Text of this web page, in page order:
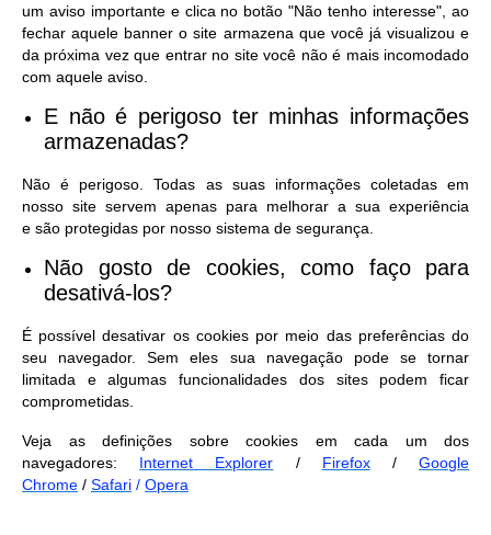
um aviso importante e clica no botão "Não tenho interesse", ao
fechar aquele banner o site armazena que você já visualizou e
da próxima vez que entrar no site você não é mais incomodado
com aquele aviso.
E não é perigoso ter minhas informações
armazenadas?
Não é perigoso. Todas as suas informações coletadas em
nosso site servem apenas para melhorar a sua experiência
e são protegidas por nosso sistema de segurança.
Não gosto de cookies, como faço para
desativá-los?
É possível desativar os cookies por meio das preferências do
seu navegador. Sem eles sua navegação pode se tornar
limitada e algumas funcionalidades dos sites podem ficar
comprometidas.
Veja as definições sobre cookies em cada um dos
navegadores: Internet Explorer / Firefox/Google
Chrome / Safari / Opera